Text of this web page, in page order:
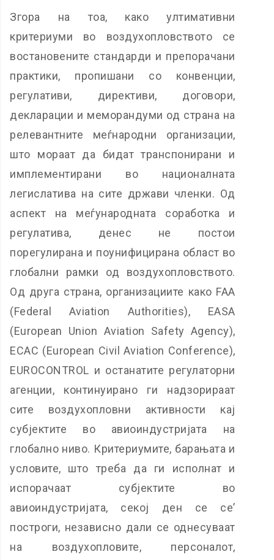
Згора на тоа, како ултимативни
критериуми во воздухопловството се
востановените стандарди и препорачани
практики, пропишани со конвенции,
регулативи, директиви, договори,
декларации и меморандуми од страна на
релевантните меѓнародни организации,
што мораат да бидат транспонирани и
имплементирани во националната
легислатива на сите држави членки. Од
аспект на меѓународната соработка и
регулатива, денес не постои
порегулирана и поунифицирана област во
глобални рамки од воздухопловството.
Од друга страна, организациите како FAA
(Federal Aviation Authorities), EASA
(European Union Aviation Safety Agency),
ECAC (European Civil Aviation Conference),
EUROCONTROL и останатите регулаторни
агенции, континуирано ги надзорираат
сите воздухопловни активности кај
субјектите во авиоиндустријата на
глобално ниво. Критериумите, барањата и
условите, што треба да ги исполнат и
испорачаат субјектите во
авиоиндустријата, секој ден се се’
построги, независно дали се однесуваат
на воздухопловите, персоналот,